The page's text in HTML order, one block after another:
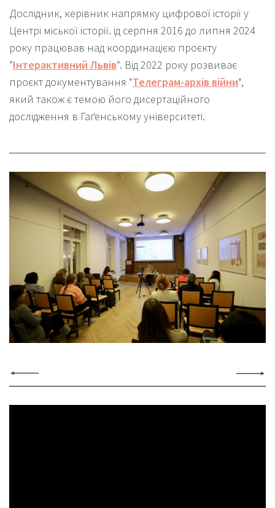
Дослідник, керівник напрямку цифрової історії у
Центрі міської історії. ід серпня 2016 до липня 2024
року працював над координацією проєкту
“Інтерактивний Львів“. Від 2022 року розвиває
проєкт документування “Телеграм-архів війни“,
який також є темою його дисертаційного
дослідження в Гаґенському університеті.